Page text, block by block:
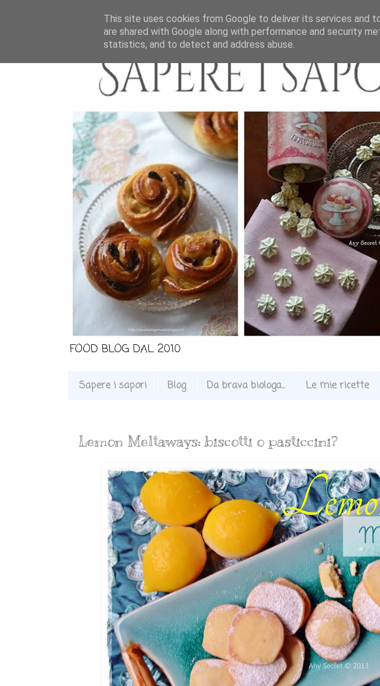
FOOD BLOG DAL 2010
Sapere i sapori Blog Da brava biologa... Le mie ricette
Lemon Meltaways: biscotti o pasticcini?
This site uses cookies from Google to deliver its services and
are shared with Google along with performance and security
statistics, and to detect and address abuse.